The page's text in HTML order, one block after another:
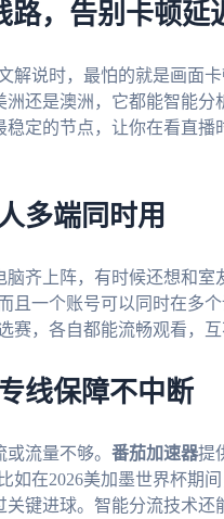
路，告别卡顿延
解说时，最怕的就是画面卡
还是澳洲，它都能智能分
稳定的节点，让你在看直
多端同时用
齐上阵，有时候还想和室
且一个账号可以同时在多
赛，各自都能流畅观看，
线保障不中断
流量不够。 番茄加速器提
如在2026美加墨世界杯期
键进球。智能分流技术